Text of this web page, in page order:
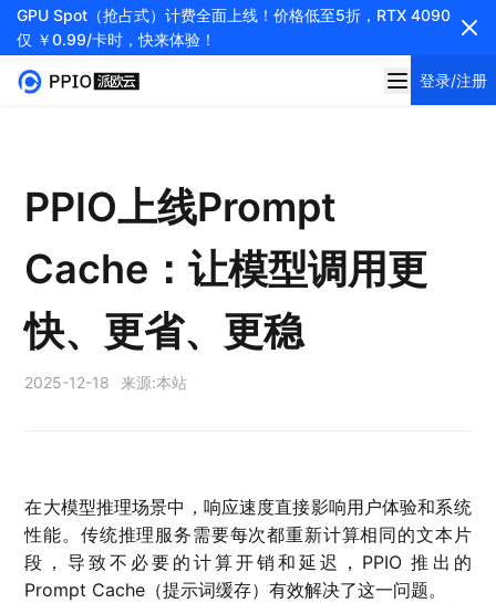
GPU Spot（抢占式）计费全面上线！价格低至5折，RTX 4090
仅 ￥0.99/卡时，快来体验！
登录/注册
PPIO上线Prompt
Cache：让模型调用更
快、更省、更稳
2025-12-18 来源:本站
在大模型推理场景中，响应速度直接影响用户体验和系统
性能。传统推理服务需要每次都重新计算相同的文本片
段，导致不必要的计算开销和延迟，PPIO 推出的
Prompt Cache（提示词缓存）有效解决了这一问题。